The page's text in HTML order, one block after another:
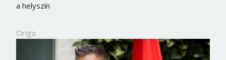
a helyszín
Origo